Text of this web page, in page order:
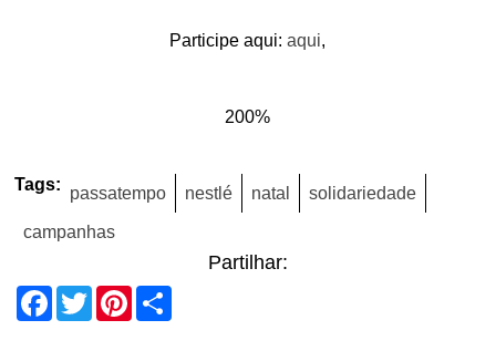
Participe aqui:aqui,
200%
Tags: passatempo nestlé natal solidariedade
campanhas
Partilhar:
Facebook
TwitterPinterest